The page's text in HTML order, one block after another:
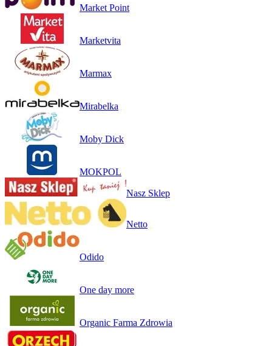
Market Point
Marketvita
Marmax
Mirabelka
Moby Dick
MOKPOL
Nasz Sklep
Netto
Odido
One day more
Organic Farma Zdrowia